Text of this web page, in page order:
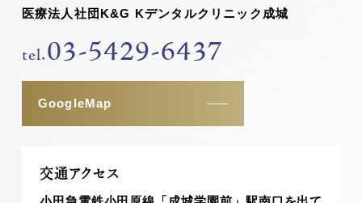
医療法人社団K&G Kデンタルクリニック成城
tel.03-5429-6437
GoogleMap
交通アクセス